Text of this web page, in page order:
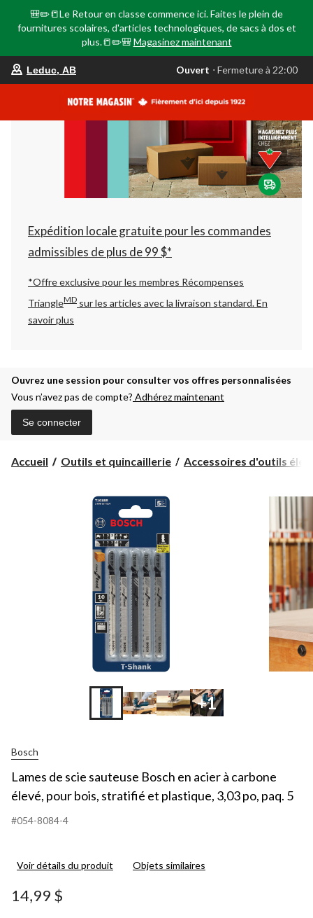
🎒✏️📒Le Retour en classe commence ici. Faites le plein de
fournitures scolaires, d'articles technologiques, de sacs à dos et
plus.📒✏️🎒 Magasinez maintenant
votre
est
AB,
Ouvert,
Fermeture
à
22:00
changer
Leduc, AB Ouvert ⋅ Fermeture à 22:00
Expédition locale gratuite pour les commandes
admissibles de plus de 99 $*
*Offre exclusive pour les membres Récompenses
TriangleMD sur les articles avec la livraison standard.En
savoir plus
Ouvrez une session pour consulter vos offres personnalisées
Vous n’avez pas de compte? Adhérez maintenant
Se connecter
Accueil Outils et quincaillerie Accessoires d'outils
+1
Bosch
Lames de scie sauteuse Bosch en acier à carbone
élevé, pour bois, stratifié et plastique, 3,03 po, paq. 5
#054-8084-4
Voir détails du produit Objets similaires
14,99 $